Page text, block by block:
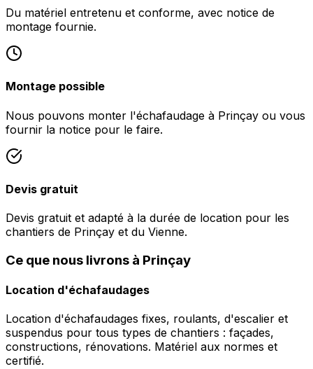
Du matériel entretenu et conforme, avec notice de
montage fournie.
Montage possible
Nous pouvons monter l'échafaudage à Prinçay ou vous
fournir la notice pour le faire.
Devis gratuit
Devis gratuit et adapté à la durée de location pour les
chantiers de Prinçay et du Vienne.
Ce que nous livrons à Prinçay
Location d'échafaudages
Location d'échafaudages fixes, roulants, d'escalier et
suspendus pour tous types de chantiers : façades,
constructions, rénovations. Matériel aux normes et
certifié.